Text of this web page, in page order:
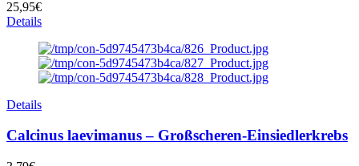
25,95€
Details
Details
Calcinus laevimanus – Großscheren-Einsiedlerkrebs